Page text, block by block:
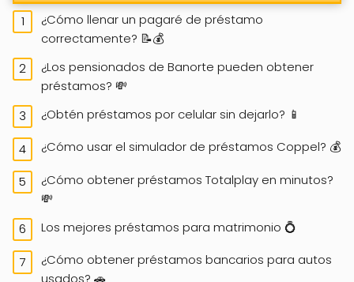
¿Cómo llenar un pagaré de préstamo
correctamente? 📝💰
¿Los pensionados de Banorte pueden obtener
préstamos? 💸
¿Obtén préstamos por celular sin dejarlo? 📱
¿Cómo usar el simulador de préstamos Coppel? 💰
¿Cómo obtener préstamos Totalplay en minutos?
💸
Los mejores préstamos para matrimonio 💍
¿Cómo obtener préstamos bancarios para autos
usados? 🚗